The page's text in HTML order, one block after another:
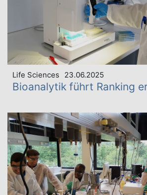
Life Sciences 23.06.2025
Bioanalytik führt Ranking